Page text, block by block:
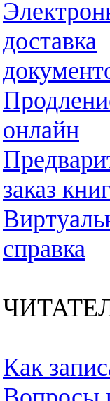
доставка
онлайн
заказ
справка
Как